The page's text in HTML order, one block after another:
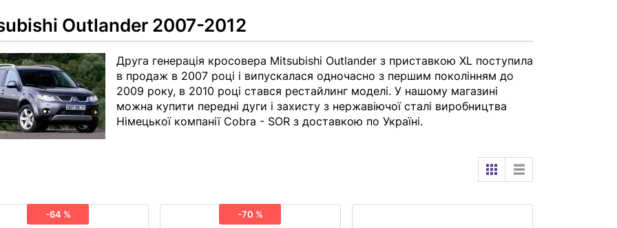
Outlander 2007-2012
Друга генерація кросовера Mitsubishi Outlander з приставкою XL поступила
в продаж в 2007 році і випускалася одночасно з першим поколінням до
2009 року, в 2010 році стався рестайлинг моделі. У нашому магазині
можна купити передні дуги і захисту з нержавіючої сталі виробництва
Німецької компанії Cobra - SOR з доставкою по Україні.
-64 % -70 %